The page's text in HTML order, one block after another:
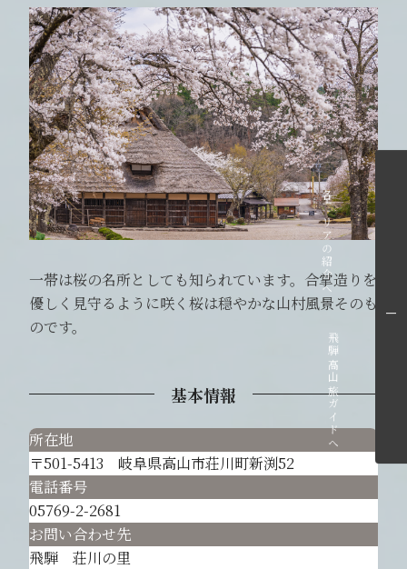
一帯は桜の名所としても知られています。合掌造りを
優しく見守るように咲く桜は穏やかな山村風景そのも
のです。
基本情報
所在地
〒501-5413 岐阜県高山市荘川町新渕52
電話番号
05769-2-2681
お問い合わせ先
飛騨 荘川の里
各エリアの紹介へ
飛騨高山旅ガイドへ